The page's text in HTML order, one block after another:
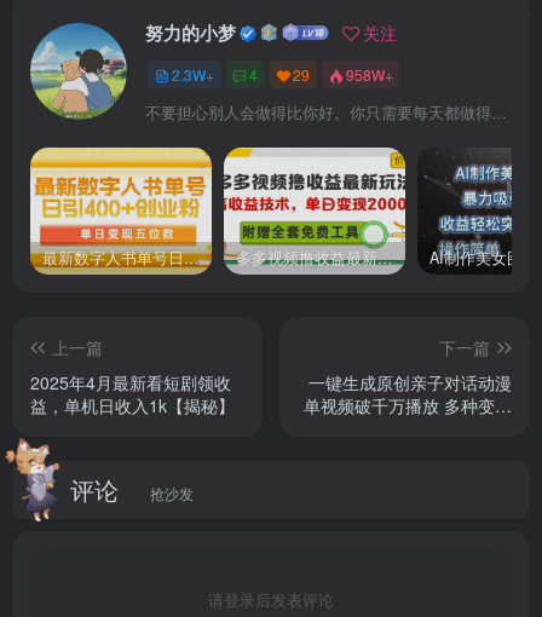
努力的小梦 关注
2.3W+ 4 29 958W+
最新数字人书单号日400+创业粉，单日变现五位数，市面卖5980附软件和详… 多多视频撸收益最新玩法，高收益技术，单日变现2000+，附赠全套技术资料
上一篇
2025年4月最新看短剧领收
益，单机日收入1k【揭秘】
下一篇
一键生成原创亲子对话动漫
单视频破千万播放 多种变现
评论 抢沙发
请登录后发表评论